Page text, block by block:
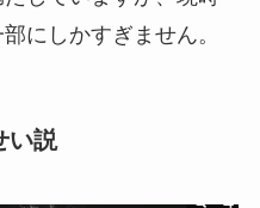
にしかすぎません。
い説